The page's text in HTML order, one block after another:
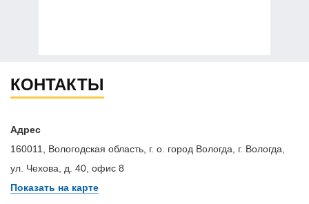
КОНТАКТЫ
Адрес
160011, Вологодская область, г. о. город Вологда, г. Вологда,
ул. Чехова, д. 40, офис 8
Показать на карте